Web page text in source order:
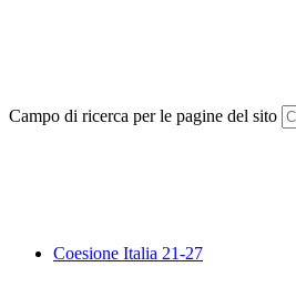
Campo di ricerca per le pagine del sito
Coesione Italia 21-27